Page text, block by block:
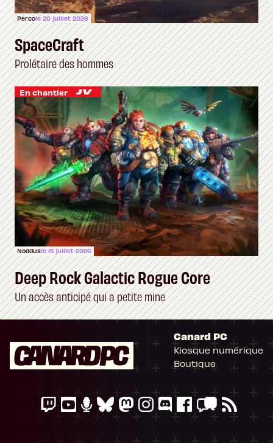
Percole 20 juillet 2026
SpaceCraft
Prolétaire des hommes
En chantier
Noddusle 15 juillet 2026
Deep Rock Galactic Rogue Core
Un accès anticipé qui a petite mine
Canard PC
Kiosque numérique
Boutique